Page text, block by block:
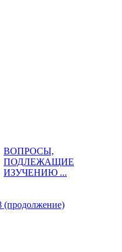
ВОПРОСЫ,
ПОДЛЕЖАЩИЕ
ИЗУЧЕНИЮ ...